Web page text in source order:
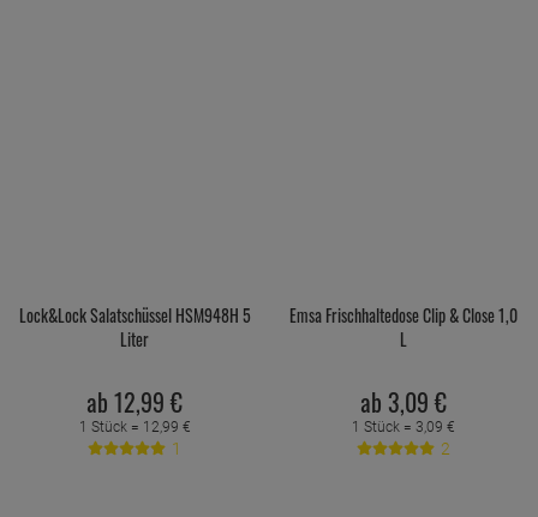
Lock&Lock Salatschüssel HSM948H 5
Liter
ab 12,99 €
1 Stück = 12,99 €
1
Emsa Frischhaltedose Clip & Close 1,0
L
ab 3,09 €
1 Stück = 3,09 €
2